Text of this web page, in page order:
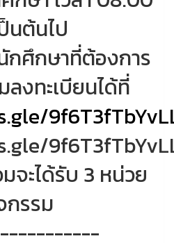
นต้นไป
กศึกษาที่ต้องการ
งทะเบียนได้ที่
จะได้รับ 3 หน่วย
กรรม